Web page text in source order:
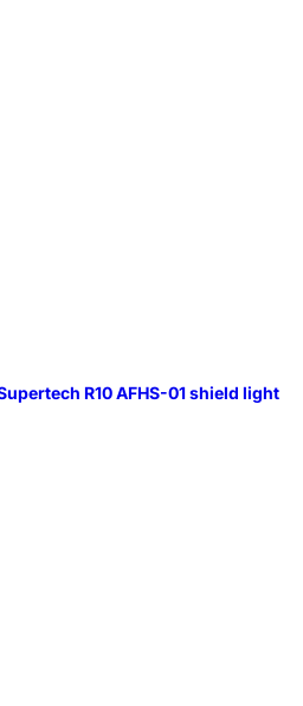
R10 AFHS-01 shield light